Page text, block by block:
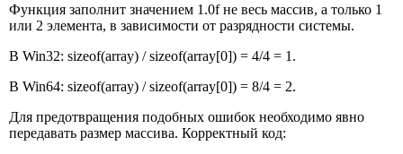
Функция заполнит значением 1.0f не весь массив, а только 1
или 2 элемента, в зависимости от разрядности системы.
В Win32: sizeof(array) / sizeof(array[0]) = 4/4 = 1.
В Win64: sizeof(array) / sizeof(array[0]) = 8/4 = 2.
Для предотвращения подобных ошибок необходимо явно
передавать размер массива. Корректный код: